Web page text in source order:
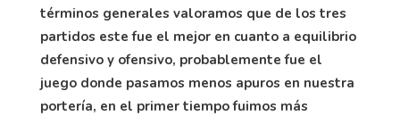
términos generales valoramos que de los tres
partidos este fue el mejor en cuanto a equilibrio
defensivo y ofensivo, probablemente fue el
juego donde pasamos menos apuros en nuestra
portería, en el primer tiempo fuimos más